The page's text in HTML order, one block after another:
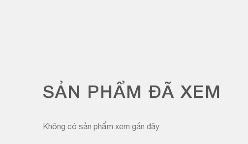
SẢN PHẨM ĐÃ XEM
Không có sản phẩm xem gần đây